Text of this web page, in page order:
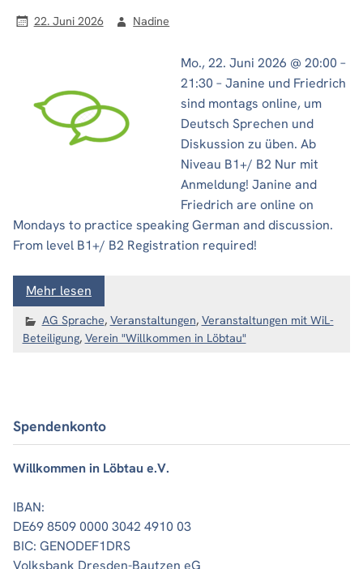
22. Juni 2026 Nadine
Mo., 22. Juni 2026 @ 20:00 –
21:30 – Janine und Friedrich
sind montags online, um
Deutsch Sprechen und
Diskussion zu üben. Ab
Niveau B1+/ B2 Nur mit
Anmeldung! Janine and
Friedrich are online on
Mondays to practice speaking German and discussion.
From level B1+/ B2 Registration required!
Mehr lesen
AG Sprache, Veranstaltungen, Veranstaltungen mit WiL-
Beteiligung, Verein "Willkommen in Löbtau"
Spendenkonto
Willkommen in Löbtau e.V.
IBAN:
DE69 8509 0000 3042 4910 03
BIC: GENODEF1DRS